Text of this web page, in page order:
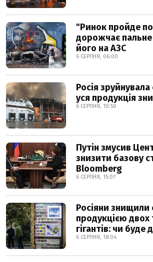
"Ринок пройде
дорожчає пальне
його на АЗС
6 СЕРПНЯ, 06:00
Росія
уся продукція
6 СЕРПНЯ, 10:50
Путін змусив
знизити базову
Bloomberg
6 СЕРПНЯ, 15:07
Росіяни знищили
продукцією
гігантів: чи буде
6 СЕРПНЯ, 18:04